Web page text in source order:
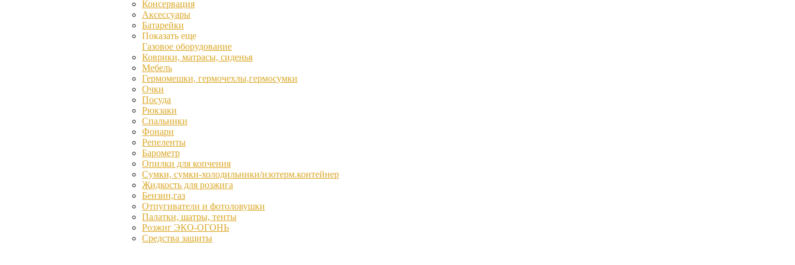
Консервация
Аксессуары
Батарейки
Показать еще
Газовое оборудование
Коврики, матрасы, сиденья
Мебель
Гермомешки, гермочехлы,гермосумки
Очки
Посуда
Рюкзаки
Спальники
Фонари
Репеленты
Барометр
Опилки для копчения
Сумки, сумки-холодильники/изотерм.контейнер
Жидкость для розжига
Бензин,газ
Отпугиватели и фотоловушки
Палатки, шатры, тенты
Розжиг ЭКО-ОГОНЬ
Средства защиты